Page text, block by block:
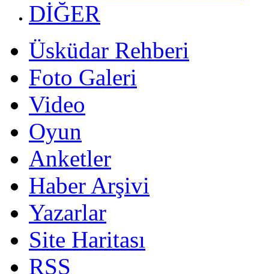
DİĞER
Üsküdar Rehberi
Foto Galeri
Video
Oyun
Anketler
Haber Arşivi
Yazarlar
Site Haritası
RSS